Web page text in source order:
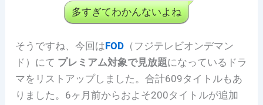
多すぎてわかんないよね
そうですね、今回はFOD （フジテレビオンデマン
ド）にて プレミアム対象で見放題になっているドラ
マをリストアップしました。合計609タイトルもあ
りました。6ヶ月前からおよそ200タイトルが追加